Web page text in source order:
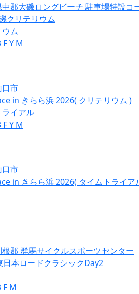
郡大磯ロングビーチ 駐車場特設コ
クリテリウム
ム
FY M
口市
in きらら浜 2026( クリテリウム )
ライアル
FY M
口市
in きらら浜 2026( タイムトライア
郡 群馬サイクルスポーツセンター
日本ロードクラシックDay2
F M